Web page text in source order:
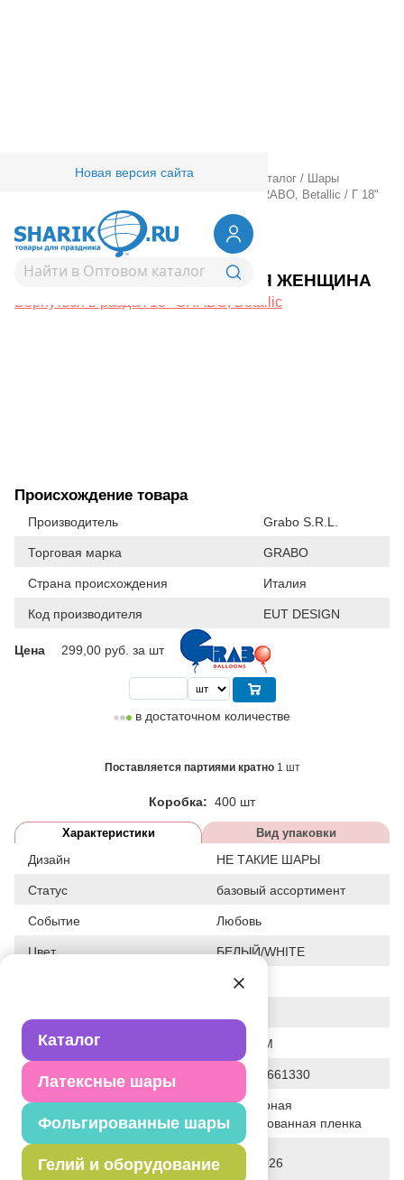
Каталог
Латексные шары
Фольгированные шары
Гелий и оборудование
Новая версия сайта
Товары для праздника/ Оптовый каталог /
Шары
18" GRABO, Betallic / Г 18"
ХОХОТЛИВАЯ ЖЕНЩИНА
1202-4364Г 18" ХОХОТЛИВАЯ ЖЕНЩИНА
Вернуться в раздел 18" GRABO, Betallic
Происхождение товара
Производитель Grabo S.R.L.
Торговая марка GRABO
Страна происхождения Италия
Код производителя EUT DESIGN
Цена 299,00 руб. за шт
в достаточном количестве
Поставляется партиями кратно 1 шт
Коробка: 400 шт
Характеристики Вид упаковки
Дизайн НЕ ТАКИЕ ШАРЫ
Статус базовый ассортимент
Событие Любовь
Цвет БЕЛЫЙ/WHITE
18"
Общие размеры 18"/46СМ
Штрих код 4690390661330
Полимерная
фольгированная пленка
элемента
29-06-2026